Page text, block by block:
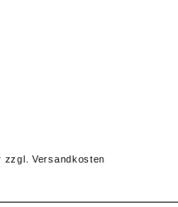
zzgl. Versandkosten